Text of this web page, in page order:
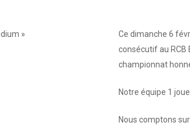
»
Ce dimanche 6
consécutif au RCB
championnat
Notre équipe 1
Nous comptons